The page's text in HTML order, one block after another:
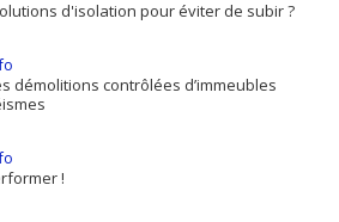
d'isolation pour éviter de subir ?
démolitions contrôlées d’immeubles
!